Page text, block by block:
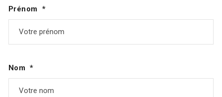
Prénom
Nom